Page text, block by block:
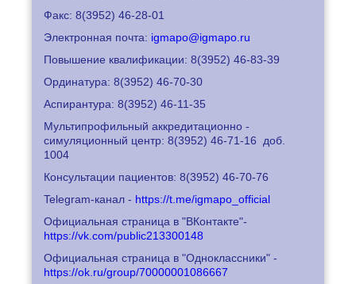
Факс: 8(3952) 46-28-01
Электронная почта: igmapo@igmapo.ru
Повышение квалификации: 8(3952) 46-83-39
Ординатура: 8(3952) 46-70-30
Аспирантура: 8(3952) 46-11-35
Мультипрофильный аккредитационно -
симуляционный центр: 8(3952) 46-71-16
доб.
1004
Консультации пациентов: 8(3952) 46-70-76
Telegram-канал - https://t.me/igmapo_official
Официальная страница в "ВКонтакте"-
https://vk.com/public213300148
Официальная страница в "Одноклассники" -
https://ok.ru/group/70000001086667